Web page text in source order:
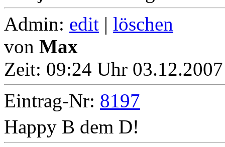
Admin: edit | löschen
von Max
Zeit: 09:24 Uhr
Eintrag-Nr: 8197
Happy B dem D!